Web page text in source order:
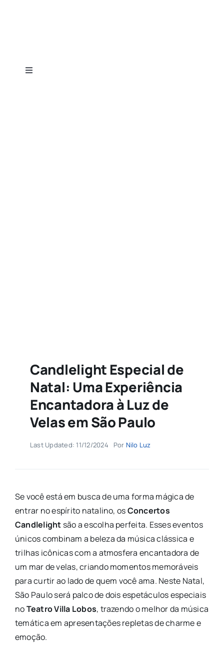
Toggle
Candlelight Especial de
Natal: Uma Experiência
Encantadora à Luz de
Velas em São Paulo
Last Updated: 11/12/2024 Por Nilo Luz
Se você está em busca de uma forma mágica de
entrar no espírito natalino, osConcertos
Candlelight são a escolha perfeita. Esses eventos
únicos combinam a beleza da música clássica e
trilhas icônicas com a atmosfera encantadora de
um mar de velas, criando momentos memoráveis
para curtir ao lado de quem você ama. Neste Natal,
São Paulo será palco de dois espetáculos especiais
noTeatro Villa Lobos, trazendo o melhor da música
temática em apresentações repletas de charme e
emoção.